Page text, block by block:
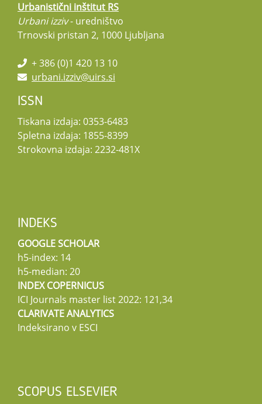
Urbanistični inštitut RS
Urbani izziv- uredništvo
Trnovski pristan 2, 1000 Ljubljana
+ 386 (0)1 420 13 10
urbani.izziv@uirs.si
ISSN
Tiskana izdaja: 0353-6483
Spletna izdaja: 1855-8399
Strokovna izdaja: 2232-481X
INDEKS
GOOGLE SCHOLAR
h5-index: 14
h5-median: 20
INDEX COPERNICUS
ICI Journals master list 2022: 121,34
CLARIVATE ANALYTICS
Indeksirano v ESCI
SCOPUS ELSEVIER